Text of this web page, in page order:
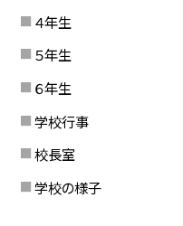
４年生
５年生
６年生
学校行事
校長室
学校の様子